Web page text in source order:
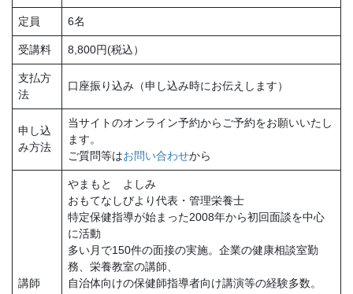
定員 6名
受講料 8,800円(税込）
支払方
法
口座振り込み（申し込み時にお伝えします）
申し込
み方法
当サイトのオンライン予約からご予約をお願いいたし
ます。
ご質問等はお問い合わせから
講師
やまもと よしみ
おもてなしびより代表・管理栄養士
特定保健指導が始まった2008年から初回面談を中心
に活動
多い月で150件の面接の実施。企業の健康相談室勤
務、栄養教室の講師、
自治体向けの保健師指導者向け講演等の経験多数。